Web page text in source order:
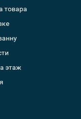
товара
этаж